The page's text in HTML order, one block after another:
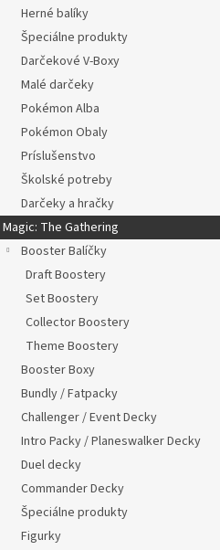
Herné balíky
Špeciálne produkty
Darčekové V-Boxy
Malé darčeky
Pokémon Alba
Pokémon Obaly
Príslušenstvo
Školské potreby
Darčeky a hračky
Magic: The Gathering
Booster Balíčky
Draft Boostery
Set Boostery
Collector Boostery
Theme Boostery
Booster Boxy
Bundly / Fatpacky
Challenger / Event Decky
Intro Packy / Planeswalker Decky
Duel decky
Commander Decky
Špeciálne produkty
Figurky